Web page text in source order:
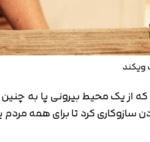
ویکند
از یک محیط بیرونی پا به
سازوکاری کرد تا برای همه